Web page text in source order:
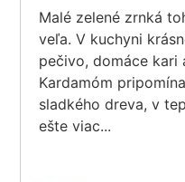
Malé zelené zrnká
veľa. V kuchyni
pečivo, domáce kari
Kardamóm
sladkého dreva, v
ešte viac...